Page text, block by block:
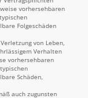
vorhersehbaren
Folgeschäden
von Leben,
Verhalten
vorhersehbaren
Schäden,
auch zugunsten